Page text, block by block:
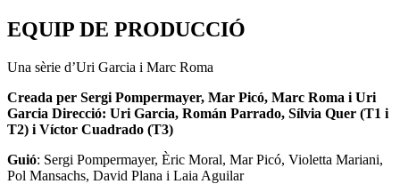
EQUIP DE PRODUCCIÓ
Una sèrie d’Uri Garcia i Marc Roma
Creada per Sergi Pompermayer, Mar Picó, Marc Roma i Uri
Garcia Direcció: Uri Garcia, Román Parrado, Sílvia Quer (T1 i
T2) i Víctor Cuadrado (T3)
Guió: Sergi Pompermayer, Èric Moral, Mar Picó, Violetta Mariani,
Pol Mansachs, David Plana i Laia Aguilar